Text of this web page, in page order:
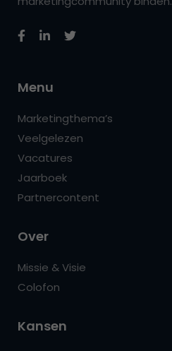
Menu
Marketingthema’s
Veelgelezen
Vacatures
Jaarboek
Partnercontent
Over
Missie & Visie
Colofon
Kansen